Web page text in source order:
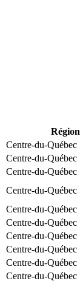
Région
Centre-du-Québec
Centre-du-Québec
Centre-du-Québec
Centre-du-Québec
Centre-du-Québec
Centre-du-Québec
Centre-du-Québec
Centre-du-Québec
Centre-du-Québec
Centre-du-Québec